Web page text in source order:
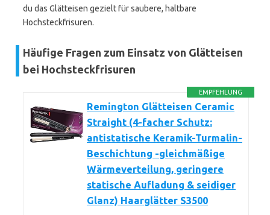
du das Glätteisen gezielt für saubere, haltbare
Hochsteckfrisuren.
Häufige Fragen zum Einsatz von Glätteisen
bei Hochsteckfrisuren
EMPFEHLUNG
Remington Glätteisen Ceramic
Straight (4-facher Schutz:
antistatische Keramik-Turmalin-
Beschichtung -gleichmäßige
Wärmeverteilung, geringere
statische Aufladung & seidiger
Glanz) Haarglätter S3500